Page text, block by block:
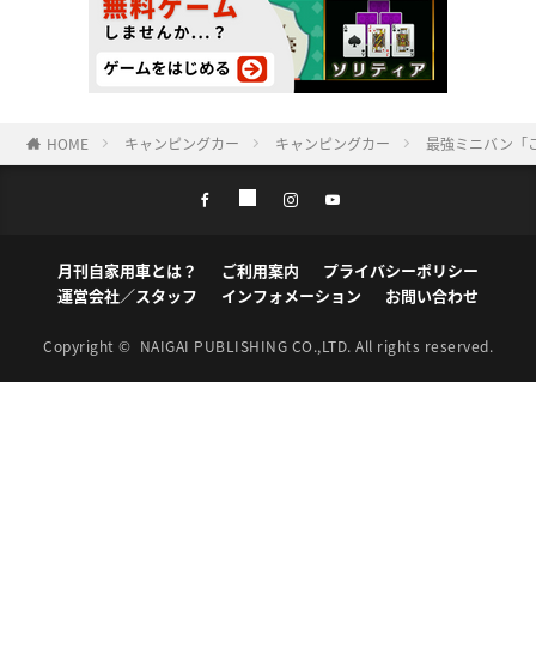
HOME キャンピングカー キャンピングカー 最強ミニバン「
月刊自家用車とは？ ご利用案内
プライバシーポリシー
運営会社／スタッフ
インフォメーション お問い合わせ
Copyright © NAIGAI PUBLISHING CO.,LTD. All rights reserved.